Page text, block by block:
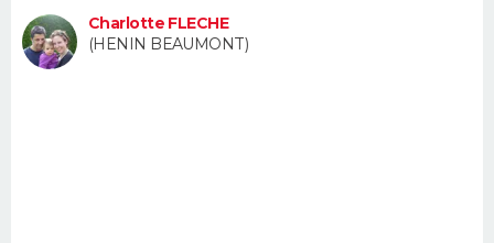
Charlotte FLECHE
(HENIN BEAUMONT)